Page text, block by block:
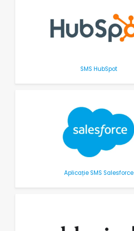
SMS HubSpot
Aplicație SMS Salesforce